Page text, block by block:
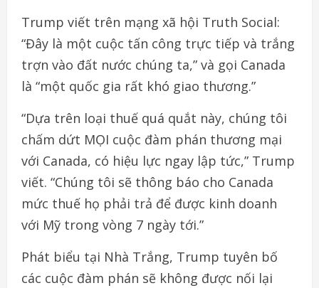
Trump viết trên mạng xã hội Truth Social:
“Đây là một cuộc tấn công trực tiếp và trắng
trợn vào đất nước chúng ta,” và gọi Canada
là “một quốc gia rất khó giao thương.”
“Dựa trên loại thuế quá quắt này, chúng tôi
chấm dứt MỌI cuộc đàm phán thương mại
với Canada, có hiệu lực ngay lập tức,” Trump
viết. “Chúng tôi sẽ thông báo cho Canada
mức thuế họ phải trả để được kinh doanh
với Mỹ trong vòng 7 ngày tới.”
Phát biểu tại Nhà Trắng, Trump tuyên bố
các cuộc đàm phán sẽ không được nối lại